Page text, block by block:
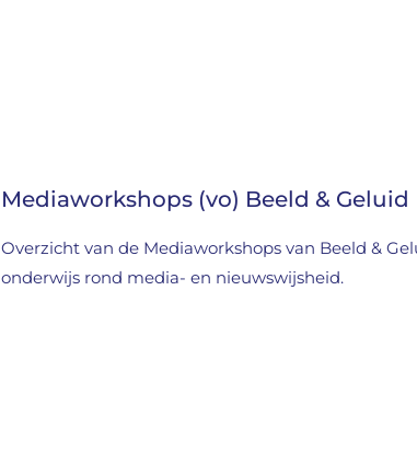
Mediaworkshops (vo) Beeld & Geluid
Overzicht van de Mediaworkshops van Beeld &
onderwijs rond media- en nieuwswijsheid.